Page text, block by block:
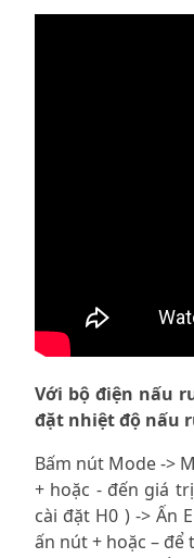
Với bộ điện nấu
đặt nhiệt độ nấu
Bấm nút Mode ->
+ hoặc - đến giá
cài đặt H0 ) -> Ấn
ấn nút + hoặc –